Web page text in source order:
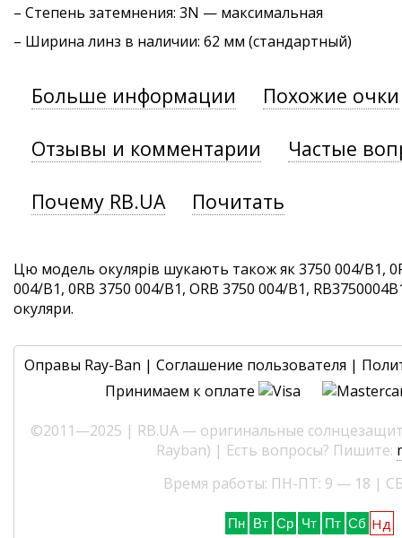
– Степень затемнения: 3N — максимальная
– Ширина линз в наличии: 62 мм (стандартный)
Больше информации Похожие очки
Отзывы и комментарии Частые
Почему RB.UA Почитать
Цю модель окулярів шукають також як 3750 004/B1,
004/B1, 0RB 3750 004/B1, ORB 3750 004/B1,
окуляри.
Оправы Ray-Ban | Соглашение пользователя |
Принимаем к оплате
©2011—2025 | RB.UA — оригинальные
Rayban) | Есть вопросы? Пишите:
Время работы: ПН-ПТ: 9 — 18 |
Пн Вт Ср Чт Пт Сб Нд